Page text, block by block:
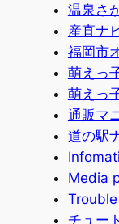
温泉さ
産直ナ
福岡市
萌えっ
萌えっ
通販マ
道の駅
Media
チュー